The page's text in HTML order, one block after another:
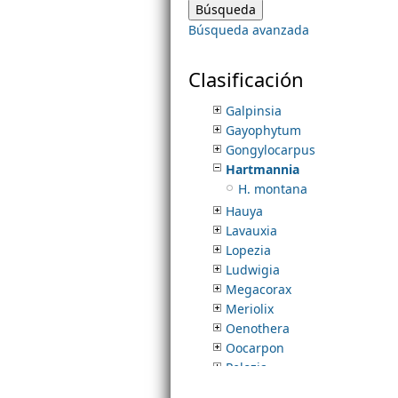
m
e
n
u
Búsqueda avanzada
Clasificación
Diplandra
Epilobium
Eulobus
Fuchsia
Galpinsia
Gayophytum
Gongylocarpus
Hartmannia
H. montana
Hauya
Lavauxia
Lopezia
Ludwigia
Megacorax
Meriolix
Oenothera
Oocarpon
Pelozia